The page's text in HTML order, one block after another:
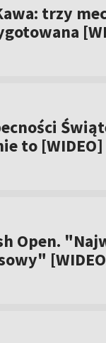
trzy
to [WIDEO]
Open.